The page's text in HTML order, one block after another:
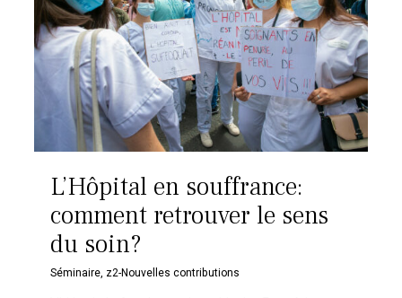
L’Hôpital en souffrance:
comment retrouver le sens
du soin?
Séminaire, z2-Nouvelles contributions